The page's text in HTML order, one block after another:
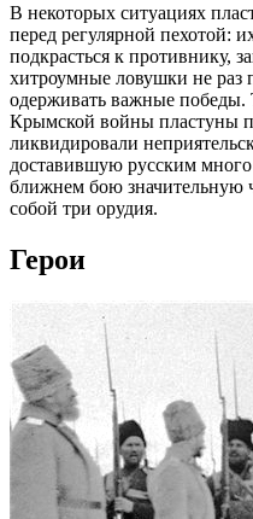
В некоторых ситуациях
перед регулярной пехотой:
подкрасться к противнику,
хитроумные ловушки не раз
одерживать важные победы.
Крымской войны пластуны
ликвидировали
доставившую русским
ближнем бою значительную
собой три орудия.
Герои